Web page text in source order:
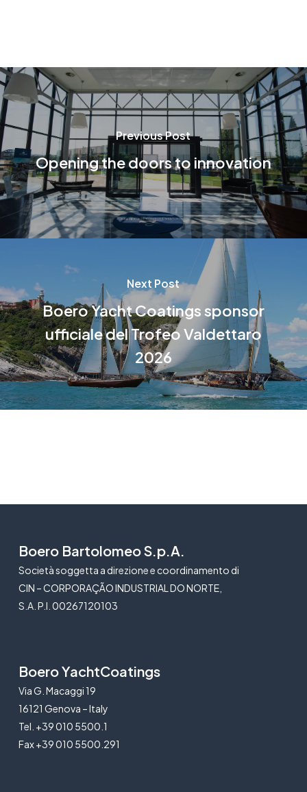
Previous Post
Opening the doors to innovation
Next Post
Boero Yacht Coatings sponsor
ufficiale del Trofeo Valdettaro
2026
Boero Bartolomeo S.p.A.
Società soggetta a direzione e coordinamento di
CIN – CORPORAÇÃO INDUSTRIAL DO NORTE,
S.A. P.I. 00267120103
Boero YachtCoatings
Via G. Macaggi 19
16121 Genova – Italy
Tel. +39 010 5500.1
Fax +39 010 5500.291